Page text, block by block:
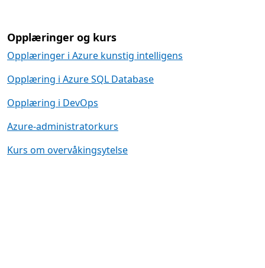
Opplæringer og kurs
Opplæringer i Azure kunstig intelligens
Opplæring i Azure SQL Database
Opplæring i DevOps
Azure-administratorkurs
Kurs om overvåkingsytelse